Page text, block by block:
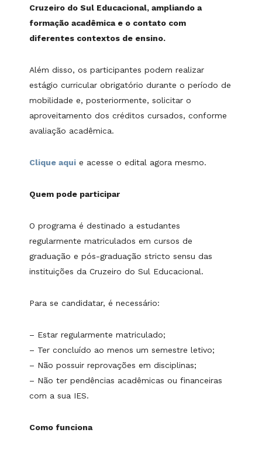
Cruzeiro do Sul Educacional, ampliando a
formação acadêmica e o contato com
diferentes contextos de ensino.
Além disso, os participantes podem realizar
estágio curricular obrigatório durante o período de
mobilidade e, posteriormente, solicitar o
aproveitamento dos créditos cursados, conforme
avaliação acadêmica.
Clique aqui e acesse o edital agora mesmo.
Quem pode participar
O programa é destinado a estudantes
regularmente matriculados em cursos de
graduação e pós-graduação stricto sensu das
instituições da Cruzeiro do Sul Educacional.
Para se candidatar, é necessário:
– Estar regularmente matriculado;
– Ter concluído ao menos um semestre letivo;
– Não possuir reprovações em disciplinas;
– Não ter pendências acadêmicas ou financeiras
com a sua IES.
Como funciona